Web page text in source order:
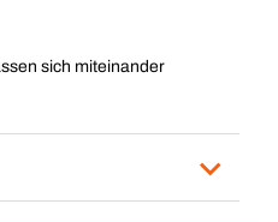
sich miteinander